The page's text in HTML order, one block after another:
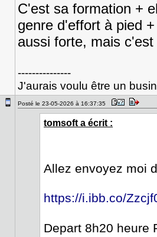
C'est sa formation +
genre d'effort à pied
aussi forte, mais
---------------
J'aurais voulu être un
Posté le 23-05-2026 à 16:37:35
tomsoft a écrit :
Allez envoyez moi
https://i.ibb.co/
Depart 8h20